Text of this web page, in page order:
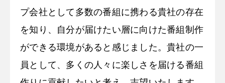
プ会社として多数の番組に携わる貴社の存在
を知り、自分が届けたい層に向けた番組制作
ができる環境があると感じました。貴社の一
員として、多くの人々に楽しさを届ける番組